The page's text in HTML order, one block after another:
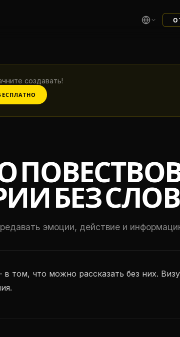
создавать!
БЕЗ СЛОВ
эмоции, действие и
что можно рассказать без них.